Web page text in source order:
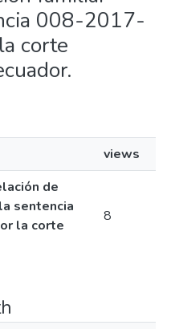
008-2017-
corte
views
de
sentencia
la corte
8